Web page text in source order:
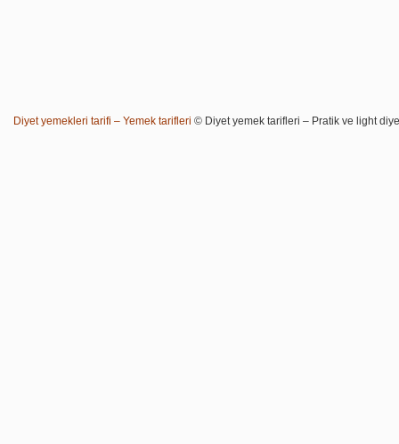
Diyet yemekleri tarifi – Yemek tarifleri © Diyet yemek tarifleri – Pratik ve light